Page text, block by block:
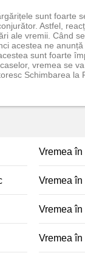
sunt foarte
Astfel,
ale vremii. Când
acestea ne
sunt foarte
vremea se
Schimbarea la
Vremea
Vremea în
Vremea în
Vremea în